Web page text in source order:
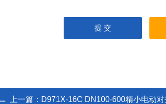
上一篇： D971X-16C DN100-600精小电动对